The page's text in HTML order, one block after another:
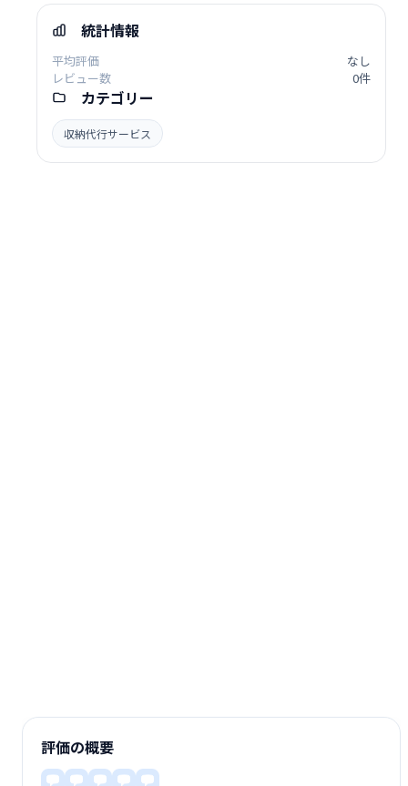
統計情報
平均評価
なし
レビュー数
0件
カテゴリー
収納代行サービス
評価の概要